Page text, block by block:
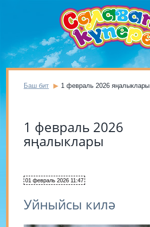
Баш бит 1 февраль 2026 яңалыклары
1 февраль 2026
яңалыклары
01 февраль 2026 11:47
Уйныйсы килә